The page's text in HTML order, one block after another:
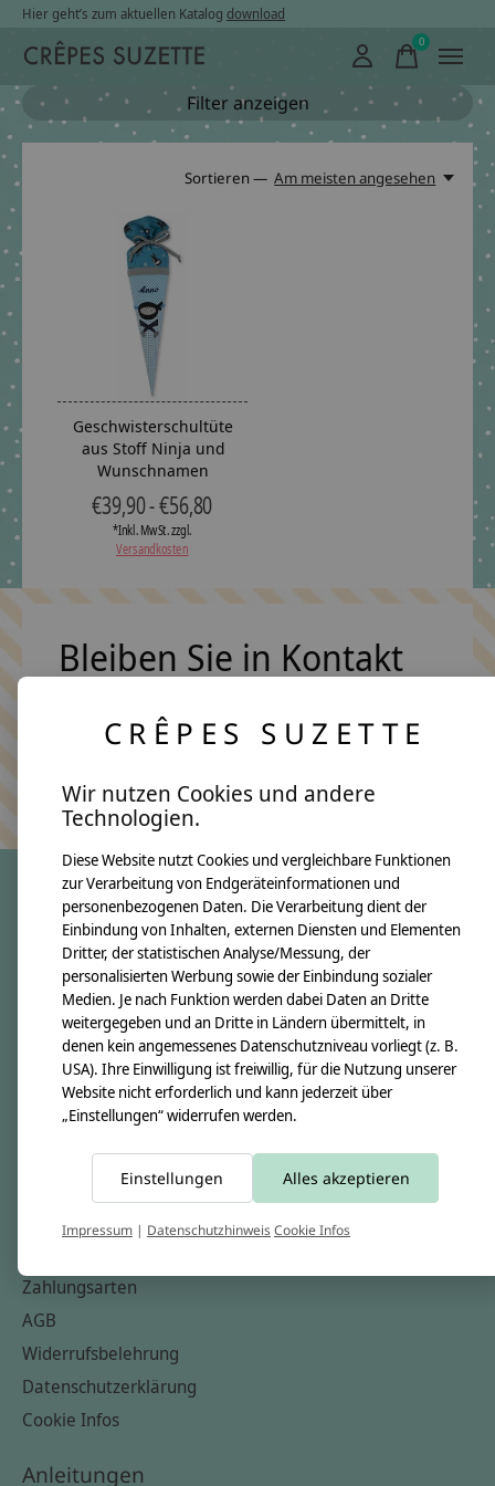
Hier geht’s zum aktuellen Katalog download
0items
Filter anzeigen
Sortieren — Am meisten angesehen
Geschwisterschultüte
aus Stoff Ninja und
Wunschnamen
€39,90 - €56,80
*Inkl. MwSt. zzgl.
Versandkosten
Bleiben Sie in Kontakt
Keine Sorge, wir übertreiben es nicht
crêpes suzette
Über uns
Unsere Creppies
Nähkästchen
Unsere Stoffe
Impressum
Informationen
Kontakt
Zahlungsarten
AGB
Widerrufsbelehrung
Datenschutzerklärung
Cookie Infos
Anleitungen
CRÊPES SUZETTE
Wir nutzen Cookies und andere
Technologien.
Diese Website nutzt Cookies und vergleichbare Funktionen
zur Verarbeitung von Endgeräteinformationen und
personenbezogenen Daten. Die Verarbeitung dient der
Einbindung von Inhalten, externen Diensten und Elementen
Dritter, der statistischen Analyse/Messung, der
personalisierten Werbung sowie der Einbindung sozialer
Medien. Je nach Funktion werden dabei Daten an Dritte
weitergegeben und an Dritte in Ländern übermittelt, in
denen kein angemessenes Datenschutzniveau vorliegt (z. B.
USA). Ihre Einwilligung ist freiwillig, für die Nutzung unserer
Website nicht erforderlich und kann jederzeit über
„Einstellungen“ widerrufen werden.
Einstellungen Alles akzeptieren
Impressum | DatenschutzhinweisCookie Infos